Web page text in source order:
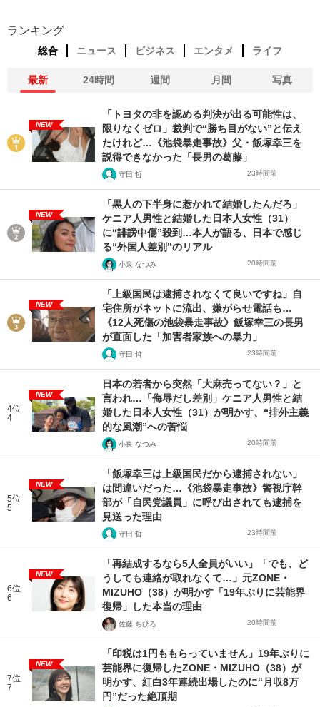
ランキング
総合 ニュース ビジネス エンタメ ライフ
最新 24時間 週間 月間 写真
NEW
「トヨタの非を認める判決が出る可能性は、
限りなくゼロ」裁判で“勝ち目がない”と伝え
たけれど…《池袋暴走事故》父・飯塚幸三を
説得できなかった「長男の葛藤」
守田 哲 23時間前
NEW
「黒人の下半身に惹かれて結婚したんだろ」
ケニア人男性と結婚した日本人女性（31）
に“誹謗中傷”殺到…本人が語る、日本で感じ
る“外国人差別”のリアル
小泉 なつみ 20時間前
NEW
「上級国民は逮捕されなくて良いですね」自
宅住所がネットに流出、嫌がらせ電話も…
《12人死傷の池袋暴走事故》飯塚幸三の長男
が直面した「加害者家族への暴力」
守田 哲 23時間前
4位
4
NEW
日本の若者から突然「大麻売ってない？」と
言われ…「侮辱だし差別」ケニア人男性と結
婚した日本人女性（31）が明かす、“排外主義
的な風潮”への苦悩
小泉 なつみ 20時間前
5位
5
NEW
「飯塚幸三は上級国民だから逮捕されない」
は間違いだった…《池袋暴走事故》警視庁幹
部が「自民党議員」に呼び出されても逮捕を
見送った理由
守田 哲 23時間前
6位
6
NEW
「再結成するなら5人全員がいい」「でも、ど
うしても連絡が取れなくて…」元ZONE・
MIZUHO（38）が明かす「19年ぶりに芸能界
復帰」した本当の理由
佐藤 ちひろ 20時間前
7位
7
NEW
「印税は1円ももらっていません」19年ぶりに
芸能界に復帰したZONE・MIZUHO（38）が
明かす、紅白3年連続出場したのに“月収8万
円”だった絶頂期